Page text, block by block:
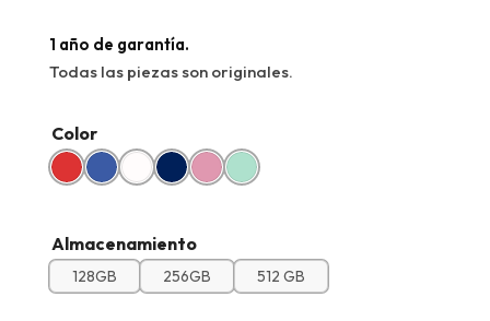
1 año de garantía.
Todas las piezas son originales.
Color
Almacenamiento
128GB 256GB 512 GB